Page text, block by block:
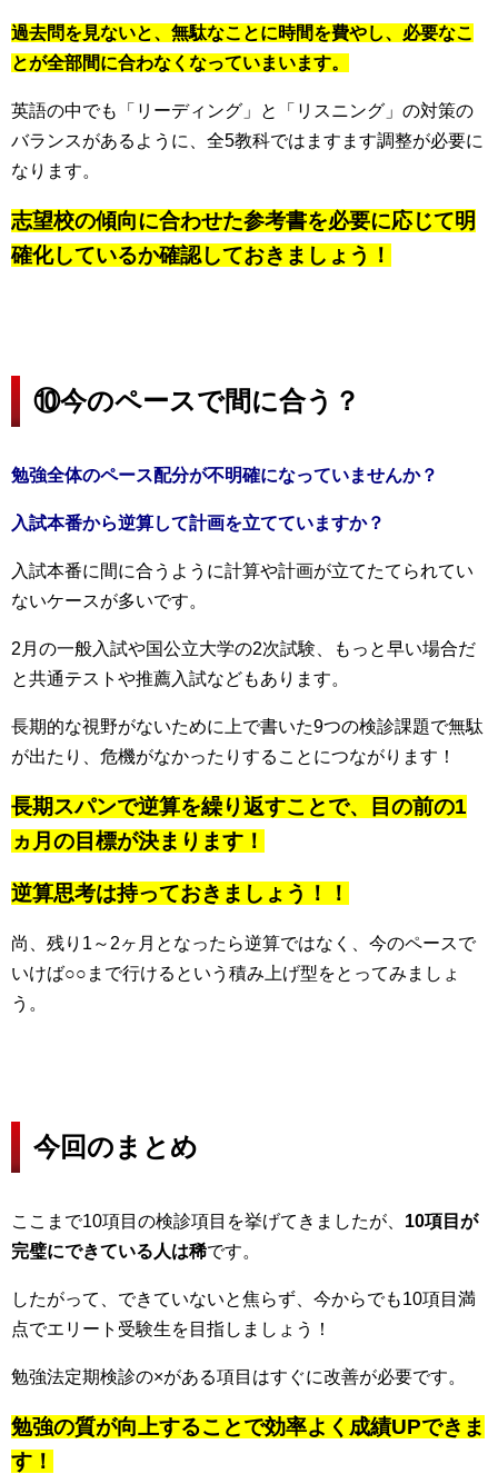
過去問を見ないと、無駄なことに時間を費やし、必要なこ
とが全部間に合わなくなっていまいます。
英語の中でも「リーディング」と「リスニング」の対策の
バランスがあるように、全5教科ではますます調整が必要に
なります。
志望校の傾向に合わせた参考書を必要に応じて明
確化しているか確認しておきましょう！
⑩今のペースで間に合う？
勉強全体のペース配分が不明確になっていませんか？
入試本番から逆算して計画を立てていますか？
入試本番に間に合うように計算や計画が立てたてられてい
ないケースが多いです。
2月の一般入試や国公立大学の2次試験、もっと早い場合だ
と共通テストや推薦入試などもあります。
長期的な視野がないために上で書いた9つの検診課題で無駄
が出たり、危機がなかったりすることにつながります！
長期スパンで逆算を繰り返すことで、目の前の1
ヵ月の目標が決まります！
逆算思考は持っておきましょう！！
尚、残り1～2ヶ月となったら逆算ではなく、今のペースで
いけば○○まで行けるという積み上げ型をとってみましょ
う。
今回のまとめ
ここまで10項目の検診項目を挙げてきましたが、 10項目が
完璧にできている人は稀です。
したがって、できていないと焦らず、今からでも10項目満
点でエリート受験生を目指しましょう！
勉強法定期検診の×がある項目はすぐに改善が必要です。
勉強の質が向上することで効率よく成績UPできま
す！